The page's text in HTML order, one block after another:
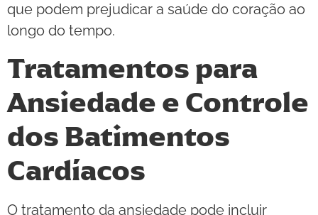
que podem prejudicar a saúde do coração ao
longo do tempo.
Tratamentos para
Ansiedade e Controle
dos Batimentos
Cardíacos
O tratamento da ansiedade pode incluir